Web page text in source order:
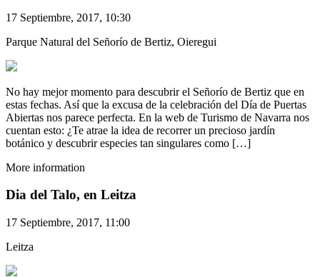
17 Septiembre, 2017, 10:30
Parque Natural del Señorío de Bertiz, Oieregui
No hay mejor momento para descubrir el Señorío de Bertiz que en
estas fechas. Así que la excusa de la celebración del Día de Puertas
Abiertas nos parece perfecta. En la web de Turismo de Navarra nos
cuentan esto: ¿Te atrae la idea de recorrer un precioso jardín
botánico y descubrir especies tan singulares como […]
More information
Dia del Talo, en Leitza
17 Septiembre, 2017, 11:00
Leitza